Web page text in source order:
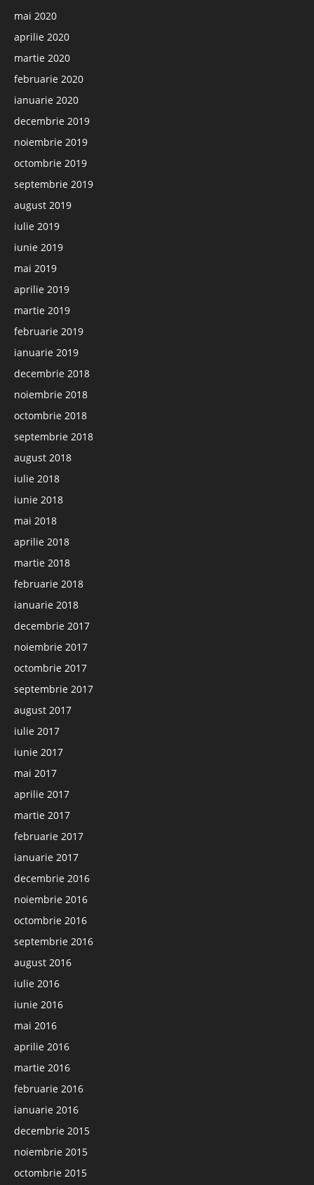
mai 2020
aprilie 2020
martie 2020
februarie 2020
ianuarie 2020
decembrie 2019
noiembrie 2019
octombrie 2019
septembrie 2019
august 2019
iulie 2019
iunie 2019
mai 2019
aprilie 2019
martie 2019
februarie 2019
ianuarie 2019
decembrie 2018
noiembrie 2018
octombrie 2018
septembrie 2018
august 2018
iulie 2018
iunie 2018
mai 2018
aprilie 2018
martie 2018
februarie 2018
ianuarie 2018
decembrie 2017
noiembrie 2017
octombrie 2017
septembrie 2017
august 2017
iulie 2017
iunie 2017
mai 2017
aprilie 2017
martie 2017
februarie 2017
ianuarie 2017
decembrie 2016
noiembrie 2016
octombrie 2016
septembrie 2016
august 2016
iulie 2016
iunie 2016
mai 2016
aprilie 2016
martie 2016
februarie 2016
ianuarie 2016
decembrie 2015
noiembrie 2015
octombrie 2015